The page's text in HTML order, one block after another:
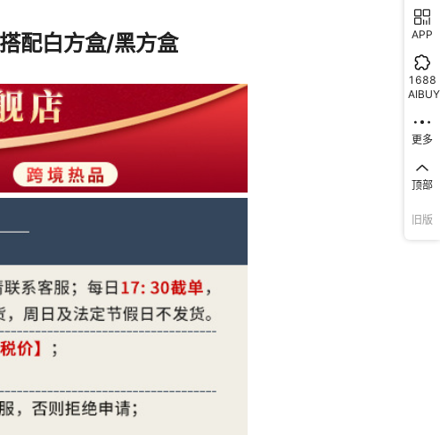
61.5g APP
1688
AIBUY
更多
顶部
旧版